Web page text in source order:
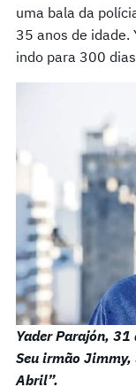
uma bala da
35 anos de idade.
indo para 300
Yader Parajón, 31
Seu irmão
Abril”.